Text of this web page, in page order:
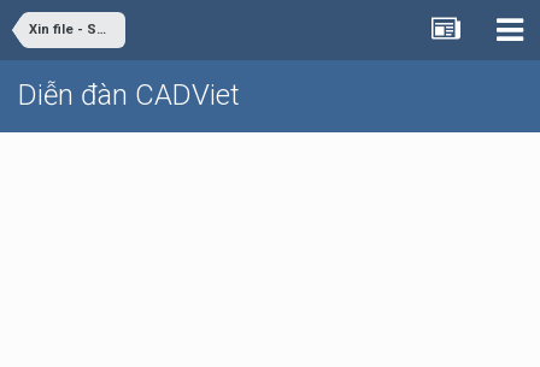
Xin file - Share file
Diễn đàn CADViet